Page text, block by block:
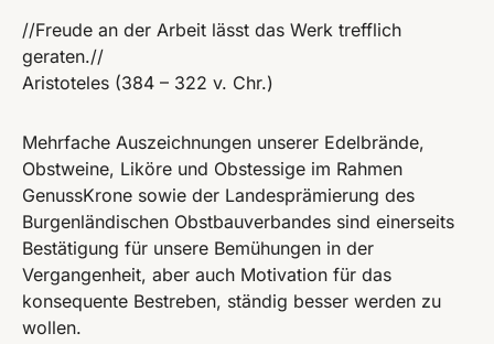
//Freude an der Arbeit lässt das Werk trefflich
geraten.//
Aristoteles (384 – 322 v. Chr.)
Mehrfache Auszeichnungen unserer Edelbrände,
Obstweine, Liköre und Obstessige im Rahmen
GenussKrone sowie der Landesprämierung des
Burgenländischen Obstbauverbandes sind einerseits
Bestätigung für unsere Bemühungen in der
Vergangenheit, aber auch Motivation für das
konsequente Bestreben, ständig besser werden zu
wollen.